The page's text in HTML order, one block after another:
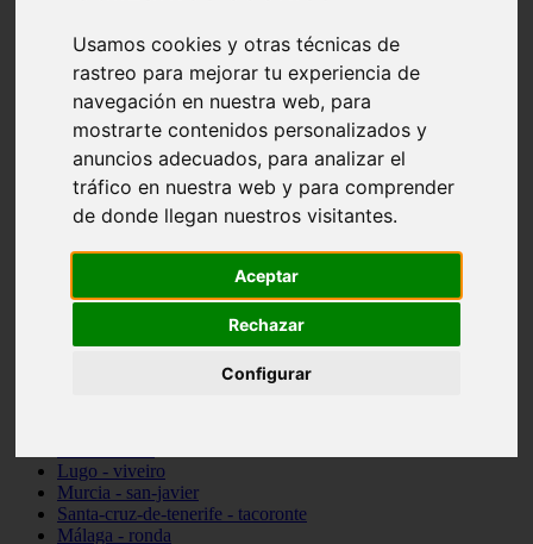
Usamos cookies y otras técnicas de
rastreo para mejorar tu experiencia de
navegación en nuestra web, para
mostrarte contenidos personalizados y
anuncios adecuados, para analizar el
tráfico en nuestra web y para comprender
de donde llegan nuestros visitantes.
Aceptar
Rechazar
Configurar
Teruel - sarrión
Cádiz - algodonales
Illes-balears - inca
Madrid - madrid
Málaga - torremolinos
Asturias - oviedo
Cádiz - el-puerto-de-santa-maría
Asturias - aller
Toledo - illescas
Málaga - marbella
Barcelona - barcelona
Pontevedra - lalín
Cantabria - val-de-san-vicente
Lugo - viveiro
Murcia - san-javier
Santa-cruz-de-tenerife - tacoronte
Málaga - ronda